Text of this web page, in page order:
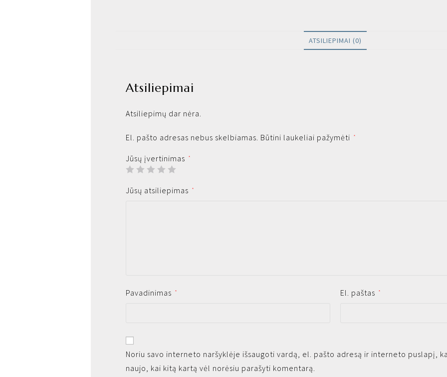
ATSILIEPIMAI (0)
Atsiliepimai
Atsiliepimų dar nėra.
El. pašto adresas nebus skelbiamas. Būtini laukeliai pažymėti *
Jūsų įvertinimas *
Jūsų atsiliepimas *
Pavadinimas * El. paštas *
Noriu savo interneto naršyklėje išsaugoti vardą, el. pašto adresą ir interneto puslapį,
naujo, kai kitą kartą vėl norėsiu parašyti komentarą.